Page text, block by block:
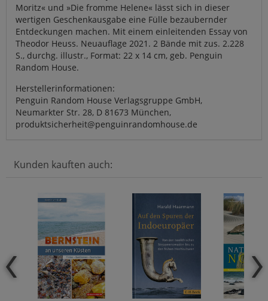
Moritz« und »Die fromme Helene« lässt sich in dieser
wertigen Geschenkausgabe eine Fülle bezaubernder
Entdeckungen machen. Mit einem einleitenden Essay von
Theodor Heuss. Neuauflage 2021. 2 Bände mit zus. 2.228
S., durchg. illustr., Format: 22 x 14 cm, geb. Penguin
Random House.
Herstellerinformationen:
Penguin Random House Verlagsgruppe GmbH,
Neumarkter Str. 28, D 81673 München,
produktsicherheit@penguinrandomhouse.de
Kunden kauften auch: